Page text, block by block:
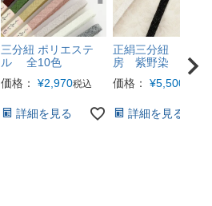
三分紐 ポリエステ
ル 全10色
価格：
¥2,970税込
詳細を見る
正絹三分紐 井上
房 紫野染 全3色
価格：
¥5,500
詳細を見る